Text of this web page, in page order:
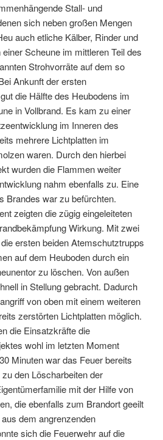
Stall- und
sich neben großen Mengen
auch etliche Kälber, Rinder und
Scheune im mittleren Teil des
Strohvorräte auf dem so
Ankunft der ersten
die Hälfte des Heubodens im
in Vollbrand. Es kam zu einer
im Inneren des
mehrere Lichtplatten im
waren. Durch den hierbei
wurden die Flammen weiter
nahm ebenfalls zu. Eine
Brandes war zu befürchten.
zeigten die zügig eingeleiteten
Wirkung. Mit zwei
ersten beiden Atemschutztrupps
auf dem Heuboden durch ein
zu löschen. Von außen
in Stellung gebracht. Dadurch
von oben mit einem weiteren
zerstörten Lichtplatten möglich.
die Einsatzkräfte die
wohl im letzten Moment
Minuten war das Feuer bereits
den Löscharbeiten der
mit der Hilfe von
die ebenfalls zum Brandort geeilt
dem angrenzenden
sich die Feuerwehr auf die